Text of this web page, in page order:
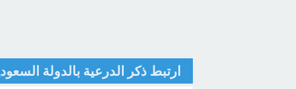
ارتبط ذكر الدرعية بالدولة